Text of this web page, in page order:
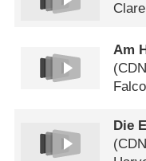
Am
(CDN
Falco
Die
(CDN